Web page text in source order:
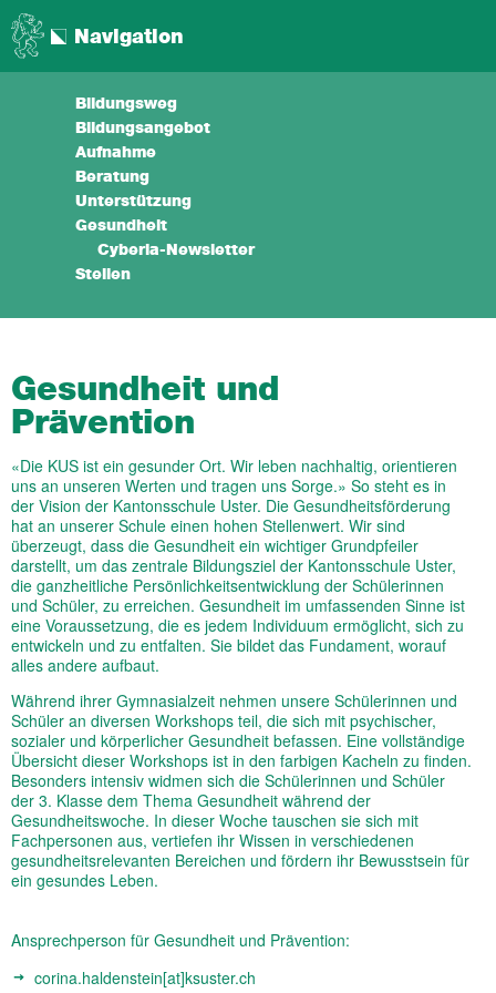
Navigation
Bildungsweg
Bildungsangebot
Aufnahme
Beratung
Unterstützung
Gesundheit
Cyberia-Newsletter
Stellen
Gesundheit und
Prävention
«Die KUS ist ein gesunder Ort. Wir leben nachhaltig, orientieren
uns an unseren Werten und tragen uns Sorge.» So steht es in
der Vision der Kantonsschule Uster. Die Gesundheitsförderung
hat an unserer Schule einen hohen Stellenwert. Wir sind
überzeugt, dass die Gesundheit ein wichtiger Grundpfeiler
darstellt, um das zentrale Bildungsziel der Kantonsschule Uster,
die ganzheitliche Persönlichkeitsentwicklung der Schülerinnen
und Schüler, zu erreichen. Gesundheit im umfassenden Sinne ist
eine Voraussetzung, die es jedem Individuum ermöglicht, sich zu
entwickeln und zu entfalten. Sie bildet das Fundament, worauf
alles andere aufbaut.
Während ihrer Gymnasialzeit nehmen unsere Schülerinnen und
Schüler an diversen Workshops teil, die sich mit psychischer,
sozialer und körperlicher Gesundheit befassen. Eine vollständige
Übersicht dieser Workshops ist in den farbigen Kacheln zu finden.
Besonders intensiv widmen sich die Schülerinnen und Schüler
der 3. Klasse dem Thema Gesundheit während der
Gesundheitswoche. In dieser Woche tauschen sie sich mit
Fachpersonen aus, vertiefen ihr Wissen in verschiedenen
gesundheitsrelevanten Bereichen und fördern ihr Bewusstsein für
ein gesundes Leben.
Ansprechperson für Gesundheit und Prävention:
corina.haldenstein[at]ksuster.ch